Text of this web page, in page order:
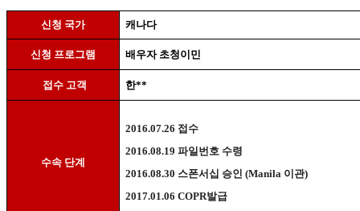
신청 국가 캐나다
신청 프로그램 배우자 초청이민
접수 고객 한**
수속 단계
2016.07.26 접수
2016.08.19파일번호 수령
2016.08.30 스폰서십 승인 (Manila 이관)
2017.01.06 COPR발급